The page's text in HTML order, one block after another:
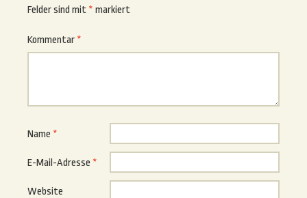
Felder sind mit * markiert
Kommentar *
Name *
E-Mail-Adresse *
Website